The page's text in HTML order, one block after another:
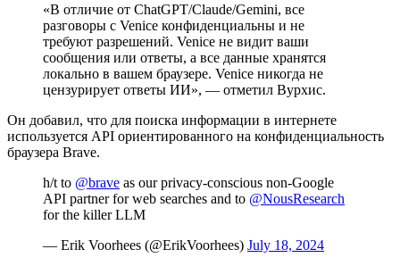
«В отличие от ChatGPT/Claude/Gemini, все
разговоры с Venice конфиденциальны и не
требуют разрешений. Venice не видит ваши
сообщения или ответы, а все данные хранятся
локально в вашем браузере. Venice никогда не
цензурирует ответы ИИ», — отметил Вурхиc.
Он добавил, что для поиска информации в интернете
используется API ориентированного на конфиденциальность
браузера Brave.
h/t to @brave as our privacy-conscious non-Google
API partner for web searches and to @NousResearch
for the killer LLM
— Erik Voorhees (@ErikVoorhees) July 18, 2024